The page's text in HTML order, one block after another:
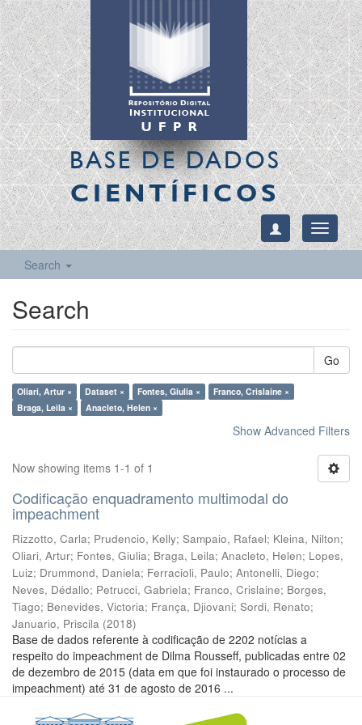
BASE DE DADOS
CIENTÍFICOS
Toggle
Search
Search
Go
Oliari, Artur × Dataset × Fontes, Giulia ×
Franco, Crislaine ×
Braga, Leila ×
Anacleto, Helen ×
Show Advanced Filters
Now showing items 1-1 of 1
Codificação enquadramento multimodal do
impeachment
Rizzotto, Carla; Prudencio, Kelly; Sampaio, Rafael; Kleina, Nilton;
Oliari, Artur; Fontes, Giulia; Braga, Leila; Anacleto, Helen; Lopes,
Luiz; Drummond, Daniela; Ferracioli, Paulo; Antonelli, Diego;
Neves, Dédallo; Petrucci, Gabriela; Franco, Crislaine; Borges,
Tiago; Benevides, Victoria; França, Djiovani; Sordi, Renato;
Januario, Priscila (2018)
Base de dados referente à codificação de 2202 notícias a
respeito do impeachment de Dilma Rousseff, publicadas entre 02
de dezembro de 2015 (data em que foi instaurado o processo de
impeachment) até 31 de agosto de 2016 ...